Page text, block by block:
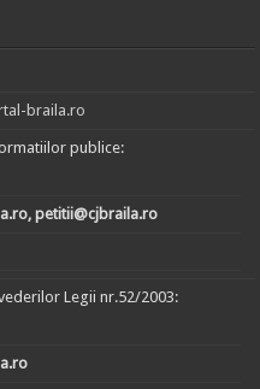
braila.ro
publice:
petitii@cjbraila.ro
Legii nr.52/2003: